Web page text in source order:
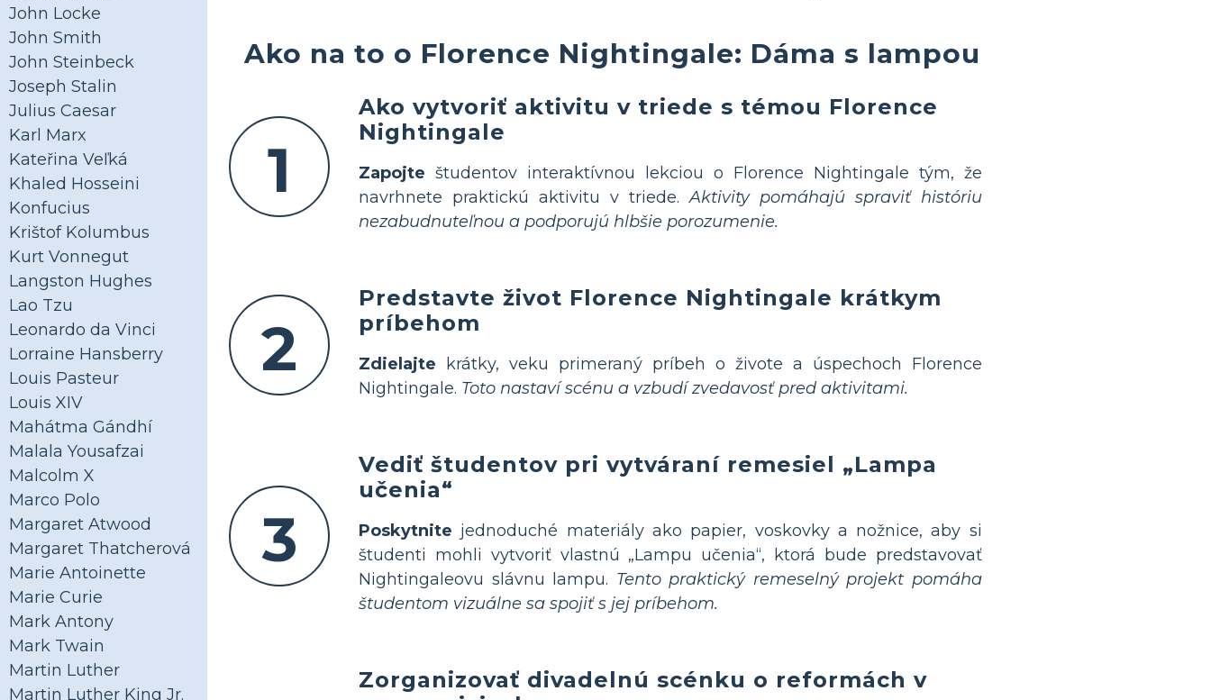
John Locke
John Smith
John Steinbeck
Joseph Stalin
Julius Caesar
Karl Marx
Kateřina Veľká
Khaled Hosseini
Konfucius
Krištof Kolumbus
Kurt Vonnegut
Langston Hughes
Lao Tzu
Leonardo da Vinci
Lorraine Hansberry
Louis Pasteur
Louis XIV
Mahátma Gándhí
Malala Yousafzai
Malcolm X
Marco Polo
Margaret Atwood
Margaret Thatcherová
Marie Antoinette
Marie Curie
Mark Antony
Mark Twain
Martin Luther
Martin Luther King Jr.
Ako na to o Florence Nightingale: Dáma s lampou
1
Ako vytvoriť aktivitu v triede s témou Florence
Nightingale
Zapojte študentov interaktívnou lekciou o Florence Nightingale tým, že
navrhnete praktickú aktivitu v triede.Aktivity pomáhajú spraviť históriu
nezabudnuteľnou a podporujú hlbšie porozumenie.
2
Predstavte život Florence Nightingale krátkym
príbehom
Zdielajte krátky, veku primeraný príbeh o živote a úspechoch Florence
Nightingale. Toto nastaví scénu a vzbudí zvedavosť pred aktivitami.
3
Vediť študentov pri vytváraní remesiel „Lampa
učenia“
Poskytnite jednoduché materiály ako papier, voskovky a nožnice, aby si
študenti mohli vytvoriť vlastnú „Lampu učenia“, ktorá bude predstavovať
Nightingaleovu slávnu lampu. Tento praktický remeselný projekt pomáha
študentom vizuálne sa spojiť s jej príbehom.
Zorganizovať divadelnú scénku o reformách v